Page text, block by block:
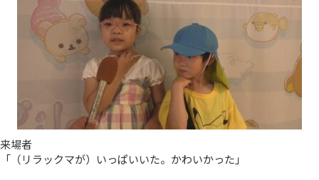
来場者
「（リラックマが）いっぱいいた。かわいかった」